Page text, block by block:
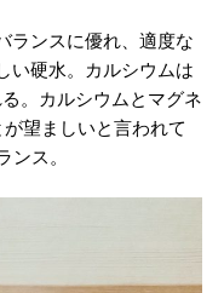
ランスに優れ、適度な
い硬水。カルシウムは
。カルシウムとマグネ
望ましいと言われて
ンス。